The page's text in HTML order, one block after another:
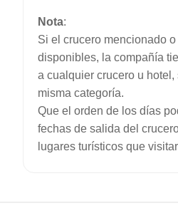
Nota:
Si el crucero mencionado
disponibles, la compañía
a cualquier crucero u
misma categoría.
Que el orden de los días
fechas de salida del
lugares turísticos que